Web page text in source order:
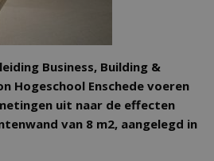
Business, Building &
Hogeschool Enschede voeren
uit naar de effecten
van 8 m2, aangelegd in